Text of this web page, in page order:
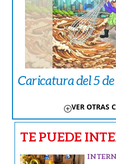
Caricatura del 5
VER OTRAS
TE PUEDE